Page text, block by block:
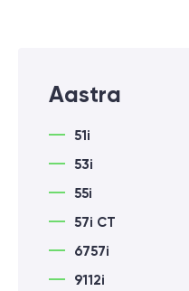
Aastra
51i
53i
55i
57i CT
6757i
9112i